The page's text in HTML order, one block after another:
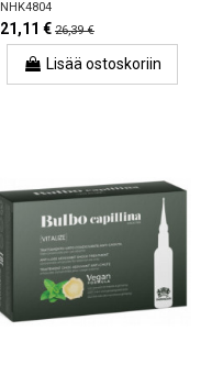
NHK4804
21,11 € 26,39 €
Lisää ostoskoriin